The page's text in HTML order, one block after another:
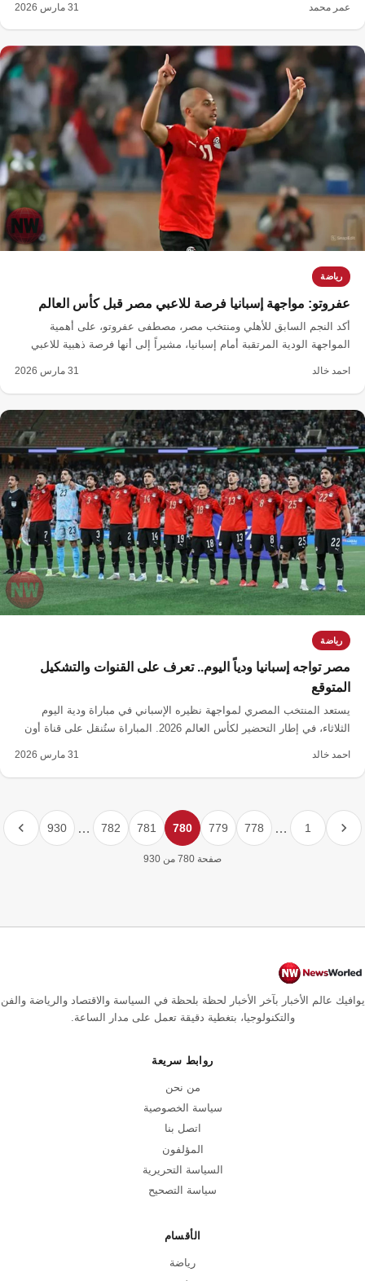
عمر محمد 31 مارس 2026
رياضة
عفروتو: مواجهة إسبانيا فرصة للاعبي مصر قبل كأس العالم
أكد النجم السابق للأهلي ومنتخب مصر، مصطفى عفروتو، على أهمية
المواجهة الودية المرتقبة أمام إسبانيا، مشيراً إلى أنها فرصة ذهبية للاعبي
احمد خالد 31 مارس 2026
رياضة
مصر تواجه إسبانيا ودياً اليوم.. تعرف على القنوات والتشكيل
المتوقع
يستعد المنتخب المصري لمواجهة نظيره الإسباني في مباراة ودية اليوم
الثلاثاء، في إطار التحضير لكأس العالم 2026. المباراة ستُنقل على قناة أون
احمد خالد 31 مارس 2026
1
…
778
779
780
781
782
…
930
صفحة 780 من 930
يوافيك عالم الأخبار بآخر الأخبار لحظة بلحظة في السياسة والاقتصاد والرياضة والفن
والتكنولوجيا، بتغطية دقيقة تعمل على مدار الساعة.
روابط سريعة
من نحن
سياسة الخصوصية
اتصل بنا
المؤلفون
السياسة التحريرية
سياسة التصحيح
الأقسام
رياضة